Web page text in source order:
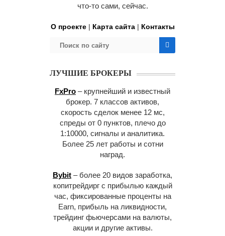
что-то сами, сейчас.
О проекте| Карта сайта| Контакты
ЛУЧШИЕ БРОКЕРЫ
FxPro – крупнейший и известный
брокер. 7 классов активов,
скорость сделок менее 12 мс,
спреды от 0 пунктов, плечо до
1:10000, сигналы и аналитика.
Более 25 лет работы и сотни
наград.
Bybit – более 20 видов заработка,
копитрейдирг с прибылью каждый
час, фиксированные проценты на
Earn, прибыль на ликвидности,
трейдинг фьючерсами на валюты,
акции и другие активы.